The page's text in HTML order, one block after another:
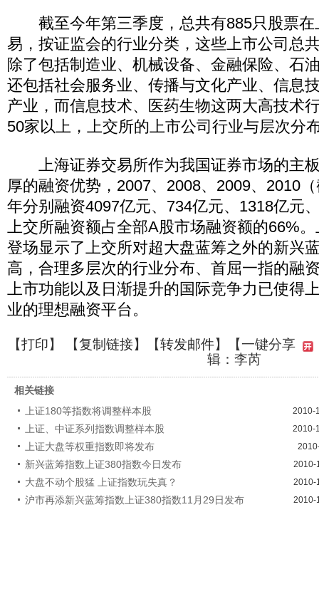
截至今年第三季度，总共有885只股票在
易，按证监会的行业分类，这些上市公司总
除了包括制造业、机械设备、金融保险、石
还包括社会服务业、传播与文化产业、信息
产业，而信息技术、医药生物这两大高技术
50家以上，上交所的上市公司行业与层次分
上海证券交易所作为我国证券市场的主
厚的融资优势，2007、2008、2009、2010
年分别融资4097亿元、734亿元、1318亿元
上交所融资额占全部A股市场融资额的66%
登场显示了上交所对超大盘蓝筹之外的新兴
高，合理多层次的行业分布、首屈一指的融
上市功能以及日渐提升的国际竞争力已使得
业的理想融资平台。
【打印】 【复制链接】【转发邮件】
【一键分享
辑：李芮
相关链接
上证180等指数将调整样本股
2010-
上证、中证系列指数调整样本股 2010-
上证大盘等权重指数即将发布
新兴蓝筹指数上证380指数今日发布 2010-
大盘不动个股猛 上证指数玩失真？ 2010-
沪市再添新兴蓝筹指数上证380指数11月29日发布 2010-